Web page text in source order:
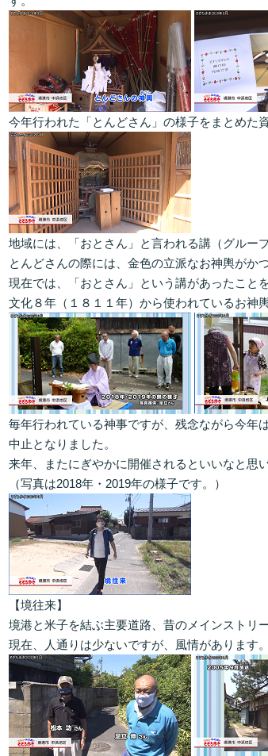
今年行われた「とんどさん」の様子をまとめた
地域には、「おとさん」と言われる講（グルー
とんどさんの際には、金色の立派なお神輿がか
現在では、「おとさん」という講があったこと
文化８年（１８１１年）から使われているお神
毎年行われている神事ですが、残念ながら今年
中止となりました。
来年、またにぎやかに開催されるといいなと思い
（写真は2018年・2019年の様子です。）
【境往来】
境港と米子を結ぶ主要道路、昔のメインストリー
現在、人通りは少ないですが、風情があります。